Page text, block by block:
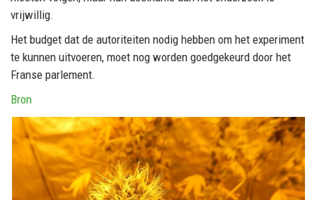
vrijwillig.
Het budget dat de autoriteiten nodig hebben om het experiment
te kunnen uitvoeren, moet nog worden goedgekeurd door het
Franse parlement.
Bron